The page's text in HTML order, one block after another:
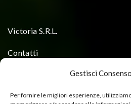
Gestisci
Per fornire le migliori esperienze,
Victoria S.R.L.
Contatti
Orari di apertura uffici
Seguici